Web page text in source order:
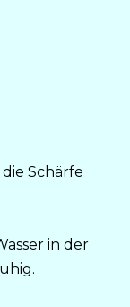
Schärfe
in der